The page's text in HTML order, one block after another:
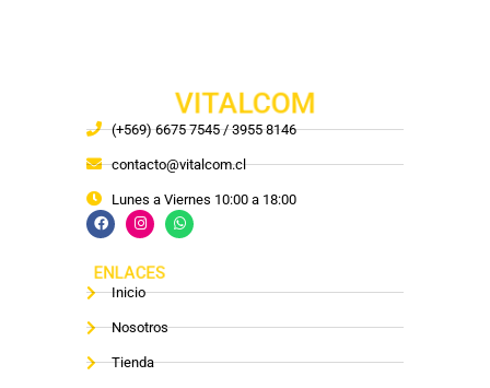
VITALCOM
(+569) 6675 7545 / 3955 8146
contacto@vitalcom.cl
Lunes a Viernes 10:00 a 18:00
ENLACES
Inicio
Nosotros
Tienda